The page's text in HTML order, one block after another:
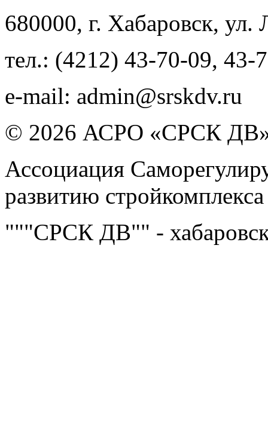
680000, г. Хабаровск, ул.
тел.: (4212) 43-70-09, 43-
e-mail: admin@srskdv.ru
© 2026 АСРО «СРСК
Ассоциация
развитию
"""СРСК ДВ"" -